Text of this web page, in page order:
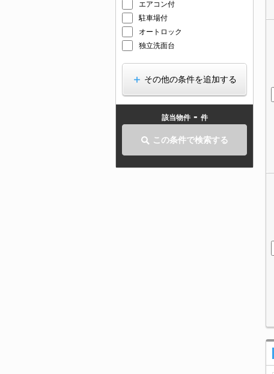
エアコン付
駐車場付
オートロック
独立洗面台
その他の条件を追加する
該当物件 - 件
この条件で検索する